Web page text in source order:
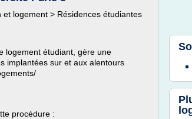
et logement > Résidences étudiantes
logement étudiant, gère une
implantées sur et aux alentours
procédure :